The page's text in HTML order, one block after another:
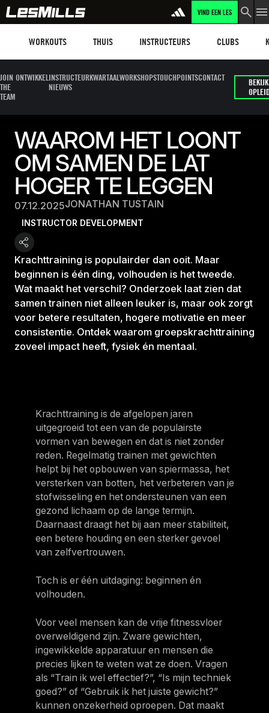
VIND EEN LES
WORKOUTS THUIS INSTRUCTEURS CLUBS
JOIN
THE
TEAM
ONTWIKKELINSTRUCTEUR
NIEUWS
KWARTAALWORKSHOPSTOUCHPOINTSCONTACT
WAAROM HET LOONT
OM SAMEN DE LAT
HOGER TE LEGGEN
07.12.2025JONATHAN TUSTAIN
INSTRUCTOR DEVELOPMENT
Krachttraining is populairder dan ooit. Maar
beginnen is één ding, volhouden is het tweede.
Wat maakt het verschil? Onderzoek laat zien dat
samen trainen niet alleen leuker is, maar ook zorgt
voor betere resultaten, hogere motivatie en meer
consistentie. Ontdek waarom groepskrachttraining
zoveel impact heeft, fysiek én mentaal.
Krachttraining is de afgelopen jaren
uitgegroeid tot een van de populairste
vormen van bewegen en dat is niet zonder
reden. Regelmatig trainen met gewichten
helpt bij het opbouwen van spiermassa, het
versterken van botten, het verbeteren van je
stofwisseling en het ondersteunen van een
gezond lichaam op de lange termijn.
Daarnaast draagt het bij aan meer stabiliteit,
een betere houding en een sterker gevoel
van zelfvertrouwen.
Toch is er één uitdaging: beginnen én
volhouden.
Voor veel mensen kan de vrije fitnessvloer
overweldigend zijn. Zware gewichten,
ingewikkelde apparatuur en mensen die
precies lijken te weten wat ze doen. Vragen
als “Train ik wel effectief?”, “Is mijn techniek
goed?” of “Gebruik ik het juiste gewicht?”
kunnen onzekerheid oproepen. Dat maakt